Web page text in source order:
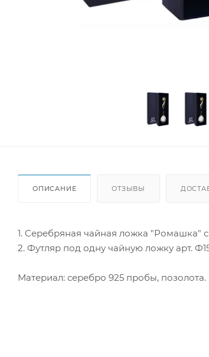
ОПИСАНИЕ ОТЗЫВЫ
1. Серебряная чайная ложка "Ромашка"
2. Футляр под одну чайную ложку арт.
Материал: серебро 925 пробы, позолота.